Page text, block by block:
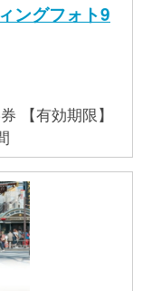
ングフォト9
】